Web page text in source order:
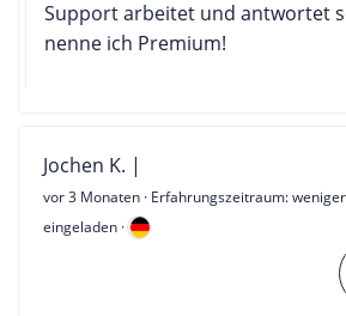
Support arbeitet und antwortet
nenne ich Premium!
Jochen K. |
vor 3 Monaten · Erfahrungszeitraum: weniger
eingeladen ·